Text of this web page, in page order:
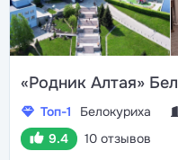
«Родник Алтая»
Топ-1 Белокуриха
9.4
10 отзывов